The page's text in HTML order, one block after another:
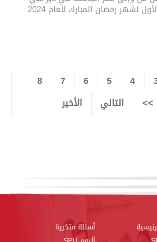
لشهر رمضان المبارك للعام 2024
4
5
6
7
8
>> التالي الأخير
أسئلة متكررة